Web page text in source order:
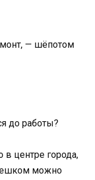
— шёпотом
до работы?
в центре города,
можно